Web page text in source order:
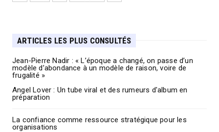
ARTICLES LES PLUS CONSULTÉS
Jean-Pierre Nadir : « L’époque a changé, on passe d’un
modèle d’abondance à un modèle de raison, voire de
frugalité »
Angel Lover : Un tube viral et des rumeurs d'album en
préparation
La confiance comme ressource stratégique pour les
organisations